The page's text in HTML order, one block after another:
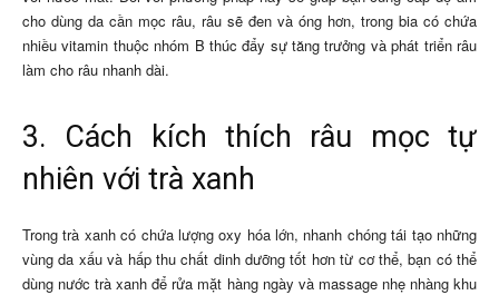
cho dùng da cần mọc râu, râu sẽ đen và óng hơn, trong bia có chứa
nhiều vitamin thuộc nhóm B thúc đẩy sự tăng trưởng và phát triển râu
làm cho râu nhanh dài.
3. Cách kích thích râu mọc tự
nhiên với trà xanh
Trong trà xanh có chứa lượng oxy hóa lớn, nhanh chóng tái tạo những
vùng da xấu và hấp thu chất dinh dưỡng tốt hơn từ cơ thể, bạn có thể
dùng nước trà xanh để rửa mặt hàng ngày và massage nhẹ nhàng khu